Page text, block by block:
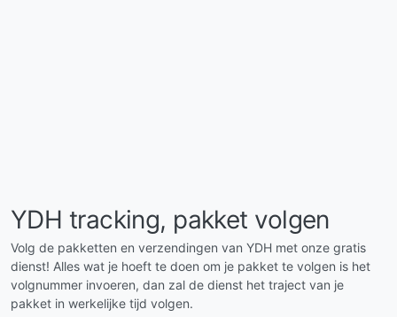
YDH tracking, pakket volgen
Volg de pakketten en verzendingen van YDH met onze gratis
dienst! Alles wat je hoeft te doen om je pakket te volgen is het
volgnummer invoeren, dan zal de dienst het traject van je
pakket in werkelijke tijd volgen.